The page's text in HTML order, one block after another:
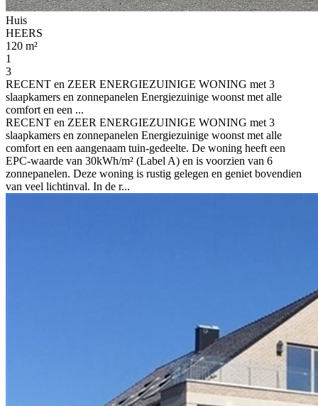
Huis
HEERS
120 m²
1
3
RECENT en ZEER ENERGIEZUINIGE WONING met 3
slaapkamers en zonnepanelen Energiezuinige woonst met alle
comfort en een ...
RECENT en ZEER ENERGIEZUINIGE WONING met 3
slaapkamers en zonnepanelen Energiezuinige woonst met alle
comfort en een aangenaam tuin-gedeelte. De woning heeft een
EPC-waarde van 30kWh/m² (Label A) en is voorzien van 6
zonnepanelen. Deze woning is rustig gelegen en geniet bovendien
van veel lichtinval. In de r...